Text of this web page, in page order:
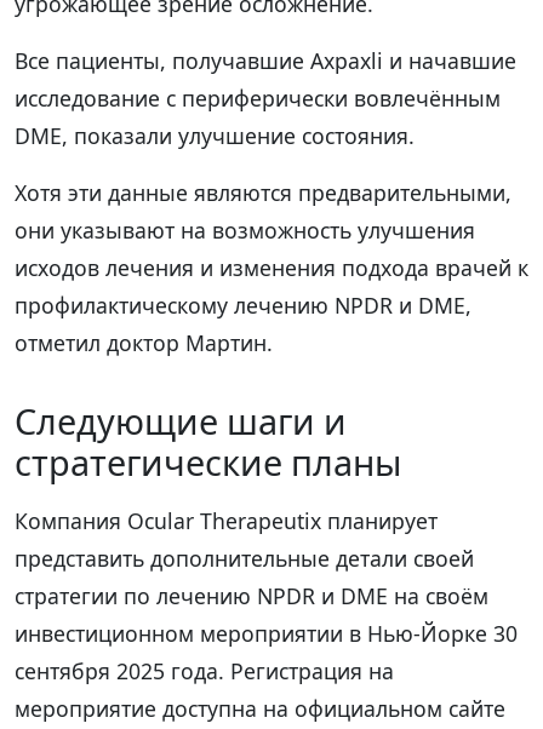
Все пациенты, получавшие Axpaxli и начавшие
исследование с периферически вовлечённым
DME, показали улучшение состояния.
Хотя эти данные являются предварительными,
они указывают на возможность улучшения
исходов лечения и изменения подхода врачей к
профилактическому лечению NPDR и DME,
отметил доктор Мартин.
Следующие шаги и
стратегические планы
Компания Ocular Therapeutix планирует
представить дополнительные детали своей
стратегии по лечению NPDR и DME на своём
инвестиционном мероприятии в Нью-Йорке 30
сентября 2025 года. Регистрация на
мероприятие доступна на официальном сайте